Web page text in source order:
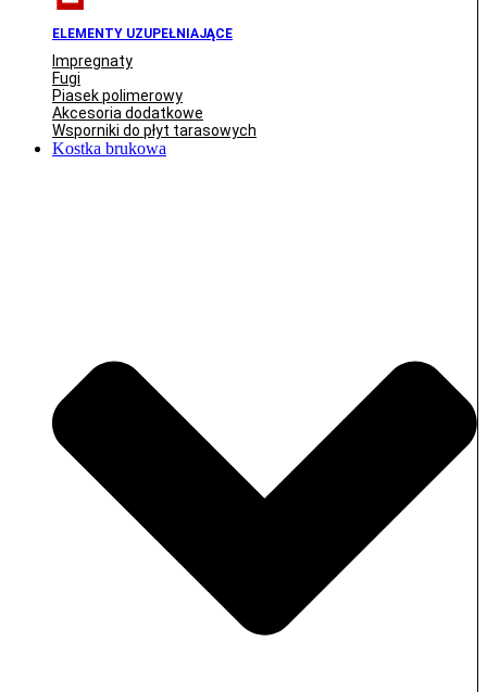
ELEMENTY UZUPEŁNIAJĄCE
Impregnaty
Fugi
Piasek polimerowy
Akcesoria dodatkowe
Wsporniki do płyt tarasowych
Kostka brukowa